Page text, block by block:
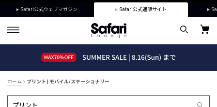
Safari公式ウェブマガジン Safari公式通販サイト
ホーム プリント | モバイル/ステーショナリー